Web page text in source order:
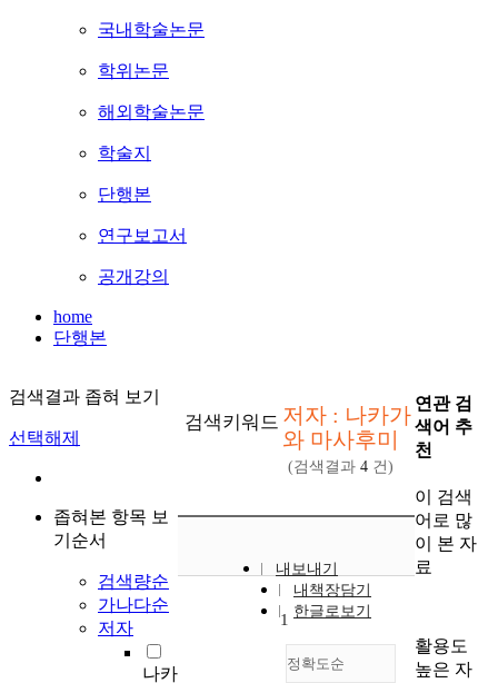
국내학술논문
학위논문
해외학술논문
학술지
단행본
연구보고서
공개강의
home
단행본
검색결과 좁혀 보기
선택해제
좁혀본 항목 보
기순서
검색량순
가나다순
저자
나카
검색키워드 저자 : 나카가
와 마사후미
(검색결과 4 건)
내보내기
내책장담기
한글로보기
정확도순
1
연관 검
색어 추
천
이 검색
어로 많
이 본 자
료
활용도
높은 자